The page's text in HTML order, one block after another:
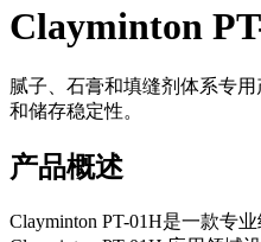
Clayminton
腻子、石膏和填缝剂体系专
和储存稳定性。
产品概述
Clayminton PT-01H是一款专业